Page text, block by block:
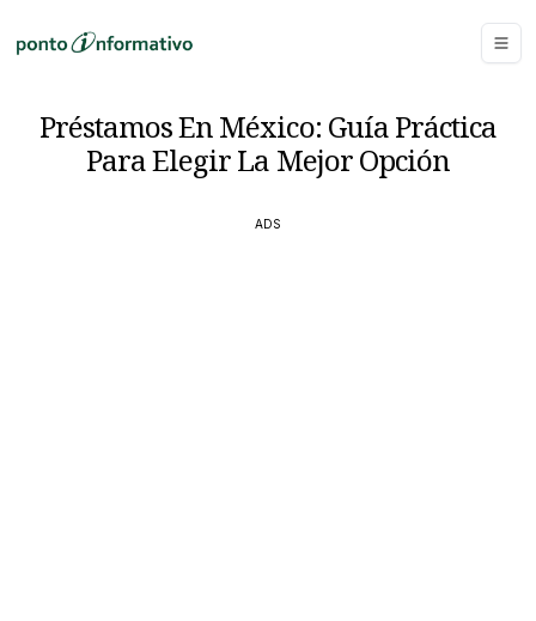
Préstamos En México: Guía Práctica
Para Elegir La Mejor Opción
ADS